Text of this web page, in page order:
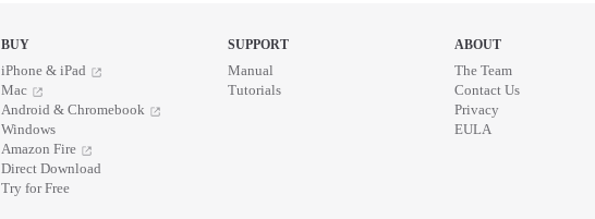
BUY
iPhone & iPad
Mac
Android & Chromebook
Windows
Amazon Fire
Direct Download
Try for Free
SUPPORT
Manual
Tutorials
ABOUT
The Team
Contact Us
Privacy
EULA